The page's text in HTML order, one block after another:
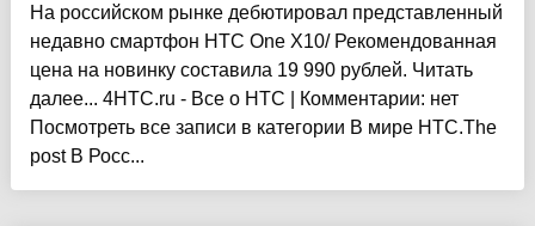
На российском рынке дебютировал представленный
недавно смартфон HTC One X10/ Рекомендованная
цена на новинку составила 19 990 рублей. Читать
далее... 4HTC.ru - Все о HTC | Комментарии: нет
Посмотреть все записи в категории В мире HTC.The
post В Росс...